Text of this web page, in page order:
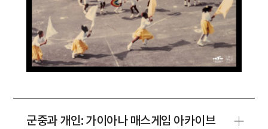
군중과 개인: 가이아나 매스게임 아카이브